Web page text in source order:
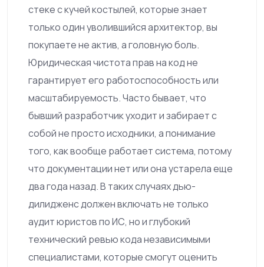
стеке с кучей костылей, которые знает
только один уволившийся архитектор, вы
покупаете не актив, а головную боль.
Юридическая чистота прав на код не
гарантирует его работоспособность или
масштабируемость. Часто бывает, что
бывший разработчик уходит и забирает с
собой не просто исходники, а понимание
того, как вообще работает система, потому
что документации нет или она устарела еще
два года назад. В таких случаях дью-
дилидженс должен включать не только
аудит юристов по ИС, но и глубокий
технический ревью кода независимыми
специалистами, которые смогут оценить